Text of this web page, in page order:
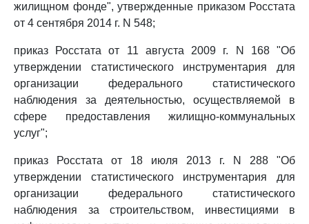
жилищном фонде", утвержденные приказом Росстата
от 4 сентября 2014 г. N 548;
приказ Росстата от 11 августа 2009 г. N 168 "Об
утверждении статистического инструментария для
организации федерального статистического
наблюдения за деятельностью, осуществляемой в
сфере предоставления жилищно-коммунальных
услуг";
приказ Росстата от 18 июля 2013 г. N 288 "Об
утверждении статистического инструментария для
организации федерального статистического
наблюдения за строительством, инвестициями в